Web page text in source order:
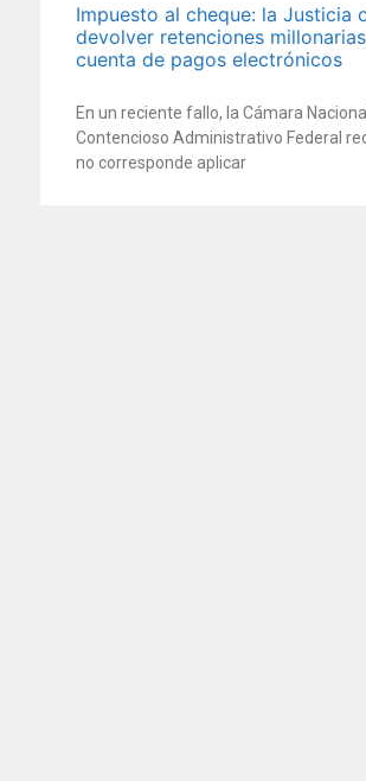
Impuesto al cheque: la Justicia
devolver retenciones
cuenta de pagos electrónicos
En un reciente fallo, la Cámara
Contencioso Administrativo Federal
no corresponde aplicar